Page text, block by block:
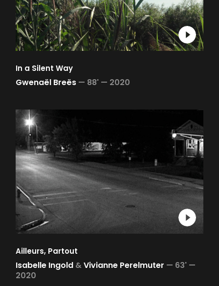
In a Silent Way
Gwenaël Breës — 88' — 2020
Ailleurs, Partout
Isabelle Ingold &Vivianne Perelmuter — 63' —
2020